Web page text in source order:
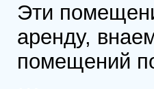
Эти
аренду,
помещений